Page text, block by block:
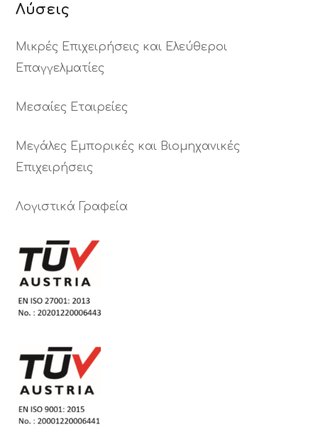
Λύσεις
Μικρές Επιχειρήσεις και Ελεύθεροι
Επαγγελματίες
Μεσαίες Εταιρείες
Μεγάλες Εμπορικές και Βιομηχανικές
Επιχειρήσεις
Λογιστικά Γραφεία